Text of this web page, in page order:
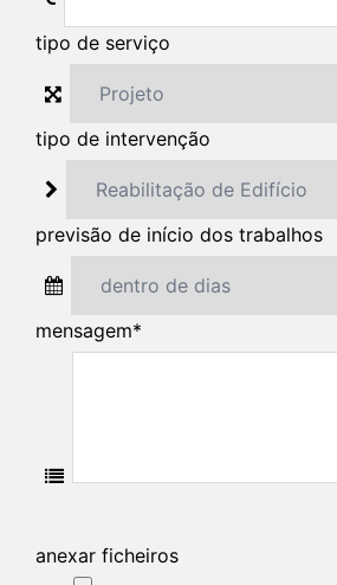
tipo de serviço
tipo de intervenção
previsão de início dos trabalhos
mensagem*
anexar ficheiros